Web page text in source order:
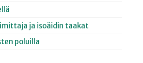
ja isoäidin taakat
poluilla